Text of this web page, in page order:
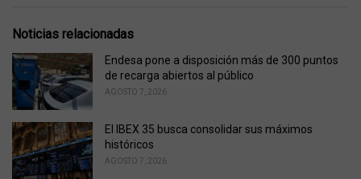
o
r
i
e
s
:Noticias relacionadas
Endesa pone a disposición más de 300 puntos
de recarga abiertos al público
AGOSTO 7, 2026
El IBEX 35 busca consolidar sus máximos
históricos
AGOSTO 7, 2026